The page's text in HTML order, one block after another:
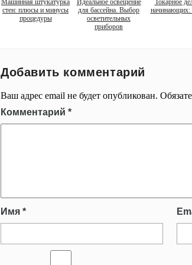
Машинная штукатурка
стен: плюсы и минусы
процедуры
Идеальное освещение
для бассейна. Выбор
осветительных
приборов
Токарное
начинающих:
Добавить комментарий
Ваш адрес email не будет опубликован.
Комментарий *
Имя *